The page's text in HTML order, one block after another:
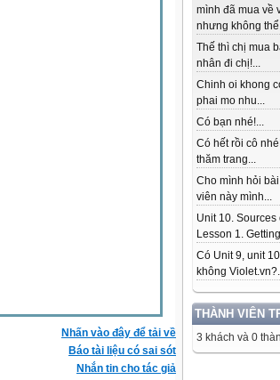
mình đã mua về
nhưng không
Thế thì chị mua
nhân đi chị!...
Chinh oi khong
phai mo nhu...
Có bạn nhé!...
Có hết rồi cô
thăm trang...
Cho mình hỏi
viên này mình...
Unit 10. Sources
Lesson 1.
Có Unit 9, unit
không
THÀNH VIÊN
3 khách và 0
Nhấn vào đây để tải về
Báo tài liệu có sai sót
Nhắn tin cho tác giả